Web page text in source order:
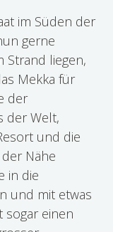
im Süden der
gerne
Strand liegen,
Mekka für
der
der Welt,
und die
Nähe
in die
und mit etwas
sogar einen